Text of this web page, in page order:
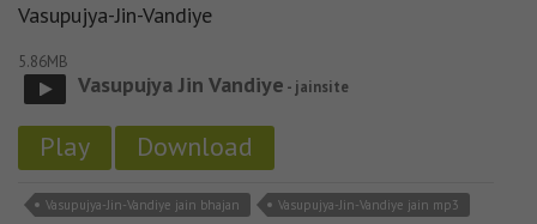
Vasupujya-Jin-Vandiye
5.86MB
Vasupujya Jin Vandiye - jainsite
Play Download
Vasupujya-Jin-Vandiye jain bhajan
Vasupujya-Jin-Vandiye jain mp3